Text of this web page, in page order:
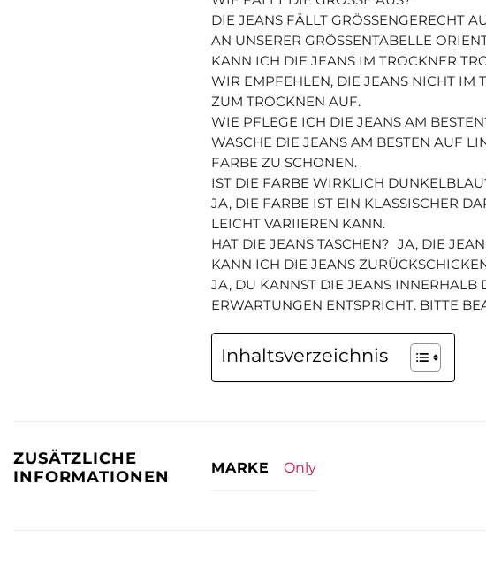
DIE JEANS FÄLLT GRÖSSENGERECHT
UNSERER GRÖSSENTABELLE
KANN ICH DIE JEANS IM TROCKNER
WIR EMPFEHLEN, DIE JEANS NICHT IM
ZUM TROCKNEN AUF.
WIE PFLEGE ICH DIE JEANS AM
WASCHE DIE JEANS AM BESTEN AUF
FARBE ZU SCHONEN.
IST DIE FARBE WIRKLICH
JA, DIE FARBE IST EIN KLASSISCHER
LEICHT VARIIEREN KANN.
HAT DIE JEANS TASCHEN? JA, DIE
KANN ICH DIE JEANS
JA, DU KANNST DIE JEANS INNERHALB
ERWARTUNGEN ENTSPRICHT. BITTE
Inhaltsverzeichnis
ZUSÄTZLICHE
INFORMATIONEN
MARKE Only